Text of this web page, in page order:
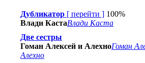
Дубликатор [ перейти ] 100%
Влади КастаВлади Каста
Две сестры
Гоман Алексей и АлехноГоман
Алехно